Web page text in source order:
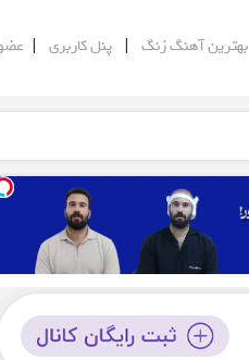
بهترین آهنگ زنگ |پنل کاربری |